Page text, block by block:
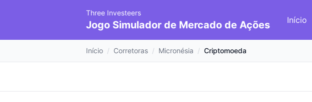
Three Investeers
Jogo Simulador de Mercado de Ações Início
Início / Corretoras / Micronésia / Criptomoeda